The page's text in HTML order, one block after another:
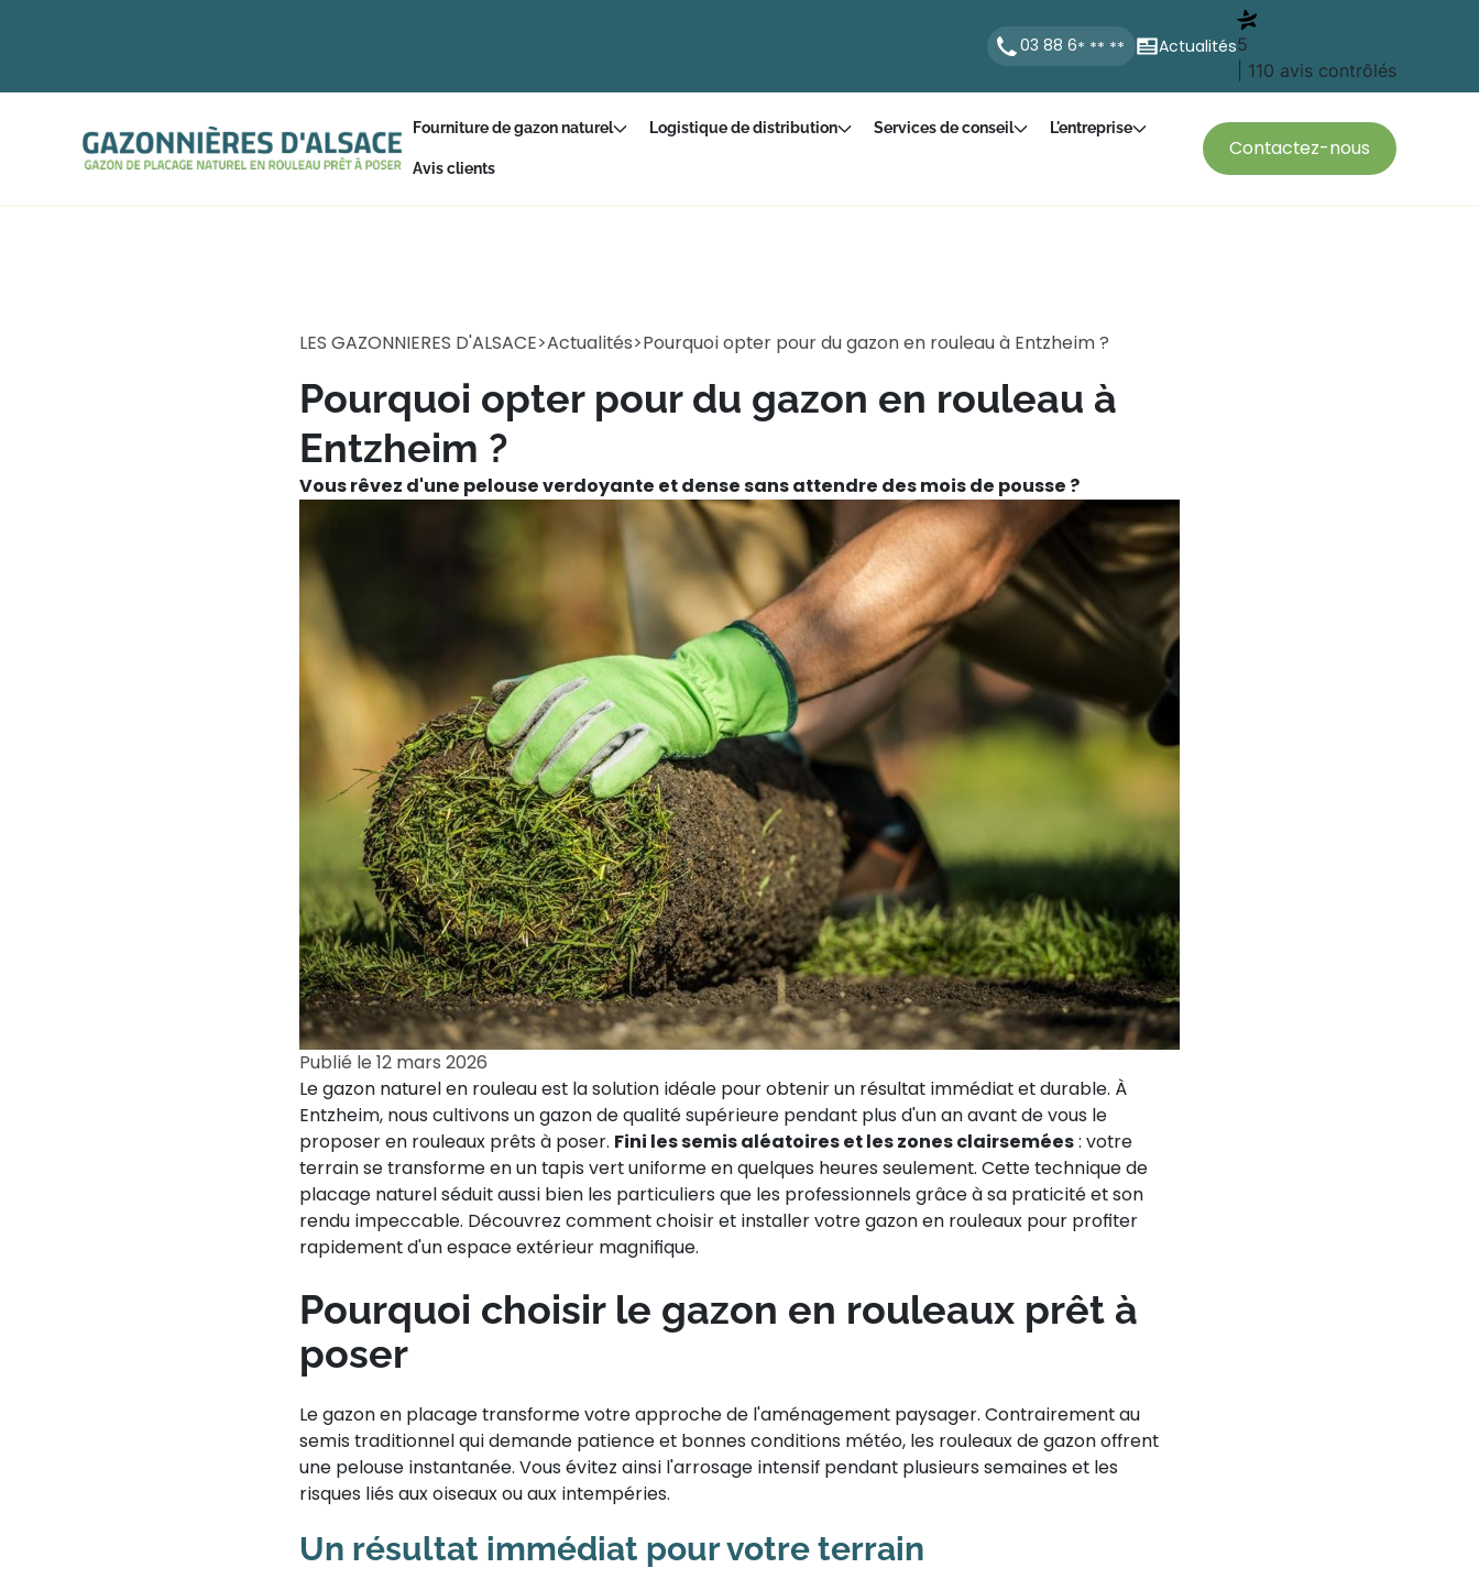
03 88 6* ** ** Actualités5
| 110 avis contrôlés
Fourniture de gazon naturel Logistique de distribution Services de conseil L'entreprise
Avis clients
Contactez-nous
LES GAZONNIERES D'ALSACE>Actualités>Pourquoi opter pour du gazon en rouleau à Entzheim ?
Pourquoi opter pour du gazon en rouleau à
Entzheim ?
Vous rêvez d'une pelouse verdoyante et dense sans attendre des mois de pousse ?
Publié le 12 mars 2026
Le gazon naturel en rouleau est la solution idéale pour obtenir un résultat immédiat et durable. À
Entzheim, nous cultivons un gazon de qualité supérieure pendant plus d'un an avant de vous le
proposer en rouleaux prêts à poser. Fini les semis aléatoires et les zones clairsemées: votre
terrain se transforme en un tapis vert uniforme en quelques heures seulement. Cette technique de
placage naturel séduit aussi bien les particuliers que les professionnels grâce à sa praticité et son
rendu impeccable. Découvrez comment choisir et installer votre gazon en rouleaux pour profiter
rapidement d'un espace extérieur magnifique.
Pourquoi choisir le gazon en rouleaux prêt à
poser
Le gazon en placage transforme votre approche de l'aménagement paysager. Contrairement au
semis traditionnel qui demande patience et bonnes conditions météo, les rouleaux de gazon offrent
une pelouse instantanée. Vous évitez ainsi l'arrosage intensif pendant plusieurs semaines et les
risques liés aux oiseaux ou aux intempéries.
Un résultat immédiat pour votre terrain